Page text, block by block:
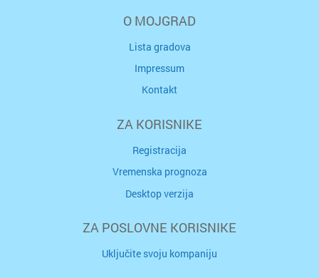
O MOJGRAD
Lista gradova
Impressum
Kontakt
ZA KORISNIKE
Registracija
Vremenska prognoza
Desktop verzija
ZA POSLOVNE KORISNIKE
Uključite svoju kompaniju